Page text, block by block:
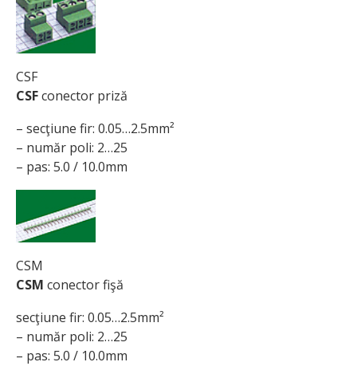
CSF
CSFconector priză
– secţiune fir: 0.05…2.5mm²
– număr poli: 2…25
– pas: 5.0 / 10.0mm
CSM
CSM conector fişă
secţiune fir: 0.05…2.5mm²
– număr poli: 2…25
– pas: 5.0 / 10.0mm